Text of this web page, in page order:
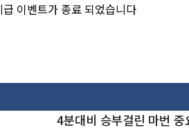
이벤트가 종료 되었습니다
4분대비 승부걸린 마번 중